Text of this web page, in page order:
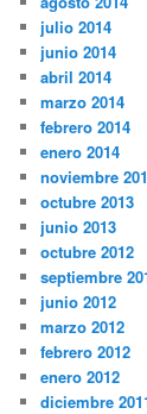
julio 2014
junio 2014
abril 2014
marzo 2014
febrero 2014
enero 2014
noviembre
octubre 2013
junio 2013
octubre 2012
septiembre
junio 2012
marzo 2012
febrero 2012
enero 2012
diciembre